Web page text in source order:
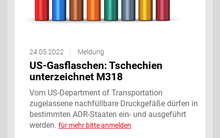
24.05.2022 Meldung
US-Gasflaschen: Tschechien
unterzeichnet M318
Vom US-Department of Transportation
zugelassene nachfüllbare Druckgefäße dürfen in
bestimmten ADR-Staaten ein- und ausgeführt
werden. für mehr bitte anmelden